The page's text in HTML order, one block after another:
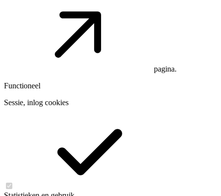
pagina.
Functioneel
Sessie, inlog cookies